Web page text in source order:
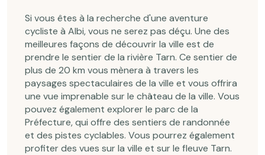
Si vous êtes à la recherche d'une aventure
cycliste à Albi, vous ne serez pas déçu. Une des
meilleures façons de découvrir la ville est de
prendre le sentier de la rivière Tarn. Ce sentier de
plus de 20 km vous mènera à travers les
paysages spectaculaires de la ville et vous offrira
une vue imprenable sur le château de la ville. Vous
pouvez également explorer le parc de la
Préfecture, qui offre des sentiers de randonnée
et des pistes cyclables. Vous pourrez également
profiter des vues sur la ville et sur le fleuve Tarn.